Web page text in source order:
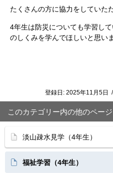
たくさんの方に協力をしていた
4年生は防災についても学習し
のしくみを学んでほしいと思いま
登録日: 2025年11月5日 /
このカテゴリー内の他のページ
淡山疎水見学（4年生）
福祉学習（4年生）